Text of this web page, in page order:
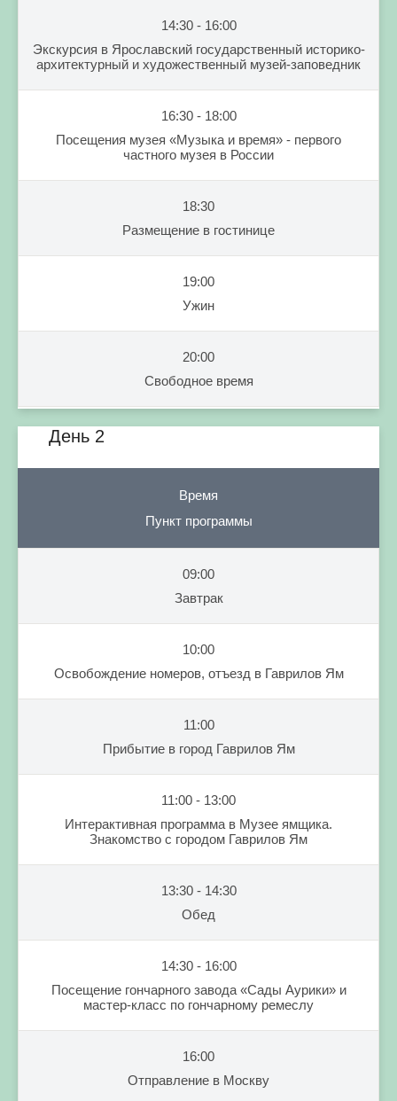
14:30 - 16:00
Экскурсия в Ярославский государственный историко-
архитектурный и художественный музей-заповедник
16:30 - 18:00
Посещения музея «Музыка и время» - первого
частного музея в России
18:30
Размещение в гостинице
19:00
Ужин
20:00
Свободное время
День 2
Время
Пункт программы
09:00
Завтрак
10:00
Освобождение номеров, отъезд в Гаврилов Ям
11:00
Прибытие в город Гаврилов Ям
11:00 - 13:00
Интерактивная программа в Музее ямщика.
Знакомство с городом Гаврилов Ям
13:30 - 14:30
Обед
14:30 - 16:00
Посещение гончарного завода «Сады Аурики» и
мастер-класс по гончарному ремеслу
16:00
Отправление в Москву